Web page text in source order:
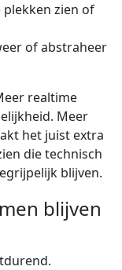
zien of
of abstraheer
realtime
Meer
het juist extra
die technisch
blijven.
blijven